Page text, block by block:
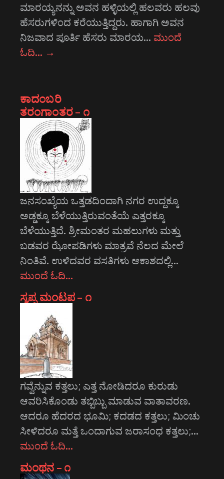
ಮಾರಯ್ಯನನ್ನು ಅವನ ಹಳ್ಳಿಯಲ್ಲಿ ಹಲವರು ಹಲವು
ಹೆಸರುಗಳಿಂದ ಕರೆಯುತ್ತಿದ್ದರು. ಹಾಗಾಗಿ ಅವನ
ನಿಜವಾದ ಪೂರ್ತಿ ಹೆಸರು ಮಾರಯ… ಮುಂದೆ
ಓದಿ… →
ಕಾದಂಬರಿ
ತರಂಗಾಂತರ – ೧
ಜನಸಂಖ್ಯೆಯ ಒತ್ತಡದಿಂದಾಗಿ ನಗರ ಉದ್ದಕ್ಕೂ
ಅಡ್ಡಕ್ಕೂ ಬೆಳೆಯುತ್ತಿರುವಂತೆಯೆ ಎತ್ತರಕ್ಕೂ
ಬೆಳೆಯುತ್ತಿದೆ. ಶ್ರೀಮಂತರ ಮಹಲುಗಳು ಮತ್ತು
ಬಡವರ ಝೋಪಡಿಗಳು ಮಾತ್ರವೆ ನೆಲದ ಮೇಲೆ
ನಿಂತಿವೆ. ಉಳಿದವರ ವಸತಿಗಳು ಆಕಾಶದಲ್ಲಿ…
ಮುಂದೆ ಓದಿ…
ಸ್ವಪ್ನ ಮಂಟಪ – ೧
ಗವ್ವೆನ್ನುವ ಕತ್ತಲು; ಎತ್ತ ನೋಡಿದರೂ ಕುರುಡು
ಆವರಿಸಿಕೊಂಡು ತಬ್ಬಿಬ್ಬು ಮಾಡುವ ವಾತಾವರಣ.
ಆದರೂ ಹೆದರದ ಭೂಮಿ; ಕದಡದ ಕತ್ತಲು; ಮಿಂಚು
ಸೀಳಿದರೂ ಮತ್ತೆ ಒಂದಾಗುವ ಜರಾಸಂಧ ಕತ್ತಲು;…
ಮುಂದೆ ಓದಿ…
ಮಂಥನ – ೧